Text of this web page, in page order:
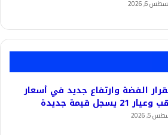
6, 2026
الفضة وارتفاع جديد في أسعار
21 يسجل قيمة جديدة
5, 2026